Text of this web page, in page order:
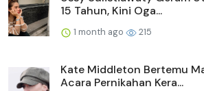
15 Tahun, Kini Oga...
1 month ago 215
Kate Middleton Bertemu
Acara Pernikahan Kera...